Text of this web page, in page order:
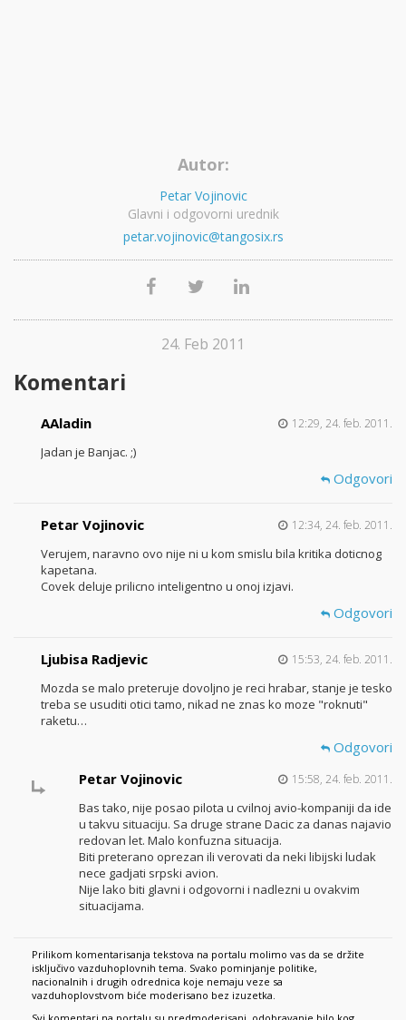
Autor:
Petar Vojinovic
Glavni i odgovorni urednik
petar.vojinovic@tangosix.rs
24. Feb 2011
Komentari
AAladin 12:29, 24. feb. 2011.
Jadan je Banjac. ;)
Odgovori
Petar Vojinovic 12:34, 24. feb. 2011.
Verujem, naravno ovo nije ni u kom smislu bila kritika doticnog
kapetana.
Covek deluje prilicno inteligentno u onoj izjavi.
Odgovori
Ljubisa Radjevic 15:53, 24. feb. 2011.
Mozda se malo preteruje dovoljno je reci hrabar, stanje je tesko
treba se usuditi otici tamo, nikad ne znas ko moze "roknuti"
raketu…
Odgovori
Petar Vojinovic
15:58, 24. feb. 2011.
Bas tako, nije posao pilota u cvilnoj avio-kompaniji da ide
u takvu situaciju. Sa druge strane Dacic za danas najavio
redovan let. Malo konfuzna situacija.
Biti preterano oprezan ili verovati da neki libijski ludak
nece gadjati srpski avion.
Nije lako biti glavni i odgovorni i nadlezni u ovakvim
situacijama.
Prilikom komentarisanja tekstova na portalu molimo vas da se držite
isključivo vazduhoplovnih tema. Svako pominjanje politike,
nacionalnih i drugih odrednica koje nemaju veze sa
vazduhoplovstvom biće moderisano bez izuzetka.